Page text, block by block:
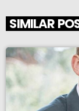
SIMILAR